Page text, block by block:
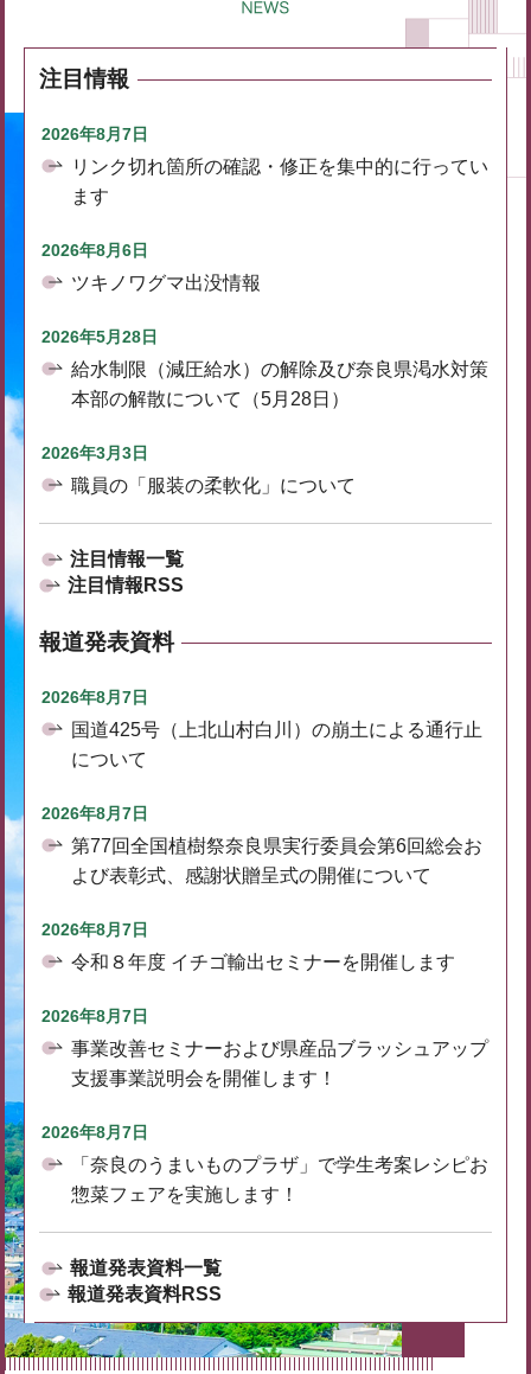
注目情報
2026年8月7日
リンク切れ箇所の確認・修正を集中的に行ってい
ます
2026年8月6日
ツキノワグマ出没情報
2026年5月28日
給水制限（減圧給水）の解除及び奈良県渇水対策
本部の解散について（5月28日）
2026年3月3日
職員の「服装の柔軟化」について
注目情報一覧
注目情報RSS
報道発表資料
2026年8月7日
国道425号（上北山村白川）の崩土による通行止
について
2026年8月7日
第77回全国植樹祭奈良県実行委員会第6回総会お
よび表彰式、感謝状贈呈式の開催について
2026年8月7日
令和８年度 イチゴ輸出セミナーを開催します
2026年8月7日
事業改善セミナーおよび県産品ブラッシュアップ
支援事業説明会を開催します！
2026年8月7日
「奈良のうまいものプラザ」で学生考案レシピお
惣菜フェアを実施します！
報道発表資料一覧
報道発表資料RSS